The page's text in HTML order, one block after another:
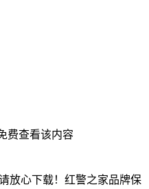
费查看该内容
放心下载！红警之家品牌保